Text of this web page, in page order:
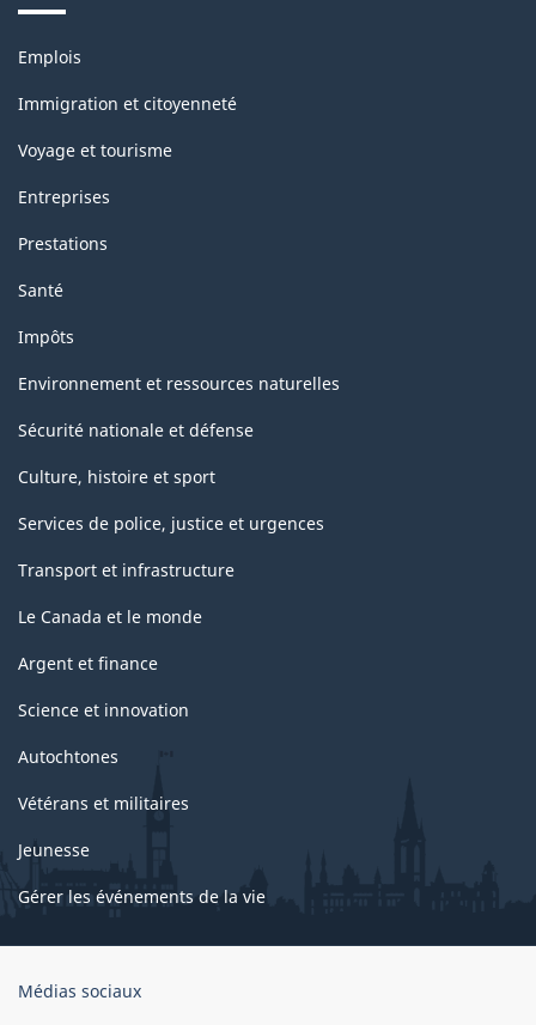
Thèmes
sujets
Emplois
Immigration et citoyenneté
Voyage et tourisme
Entreprises
Prestations
Santé
Impôts
Environnement et ressources naturelles
Sécurité nationale et défense
Culture, histoire et sport
Services de police, justice et urgences
Transport et infrastructure
Le Canada et le monde
Argent et finance
Science et innovation
Autochtones
Vétérans et militaires
Jeunesse
Gérer les événements de la vie
Organisation
Médias sociaux